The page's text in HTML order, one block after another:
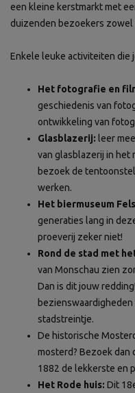
een kleine kerstmarkt met
duizenden bezoekers zowel
Enkele leuke activiteiten die
Het fotografie en
geschiedenis van
ontwikkeling van
Glasblazerij: leer
van glasblazerij in het
bezoek de
werken.
Het biermuseum
generaties lang in
proeverij zeker niet!
Rond de stad met
van Monschau zien
Dan is dit jouw
stadstreintje.
De historische
mosterd? Bezoek dan
1882 de lekkerste en
Het Rode huis: Dit